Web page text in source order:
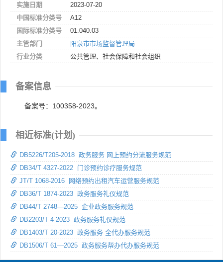
实施日期
2023-07-20
中国标准分类号
A12
国际标准分类号
01.040.03
主管部门
阳泉市市场监督管理局
行业分类
公共管理、社会保障和社会组织
备案信息
备案号：100358-2023。
相近标准(计划)
DB5226/T205-2018 政务服务 网上预约分流服务规范
DB34/T 4327-2022 门诊预约诊疗服务规范
JT/T 1068-2016 网络预约出租汽车运营服务规范
DB36/T 1874-2023 政务服务礼仪规范
DB44/T 2748—2025 企业政务服务规范
DB2203/T 4-2023 政务服务礼仪规范
DB1403/T 20-2023 政务服务 全代办服务规范
DB1506/T 61—2025 政务服务帮办代办服务规范